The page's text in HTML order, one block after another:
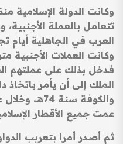
وكانت الدولة الإسلامية
تتعامل بالعملة
العرب في الجاهلية أيام
وكانت العملات الأجنبية
فدخل بذلك على عملتهم
الملك إلى أن يأمر
والكوفة سنة
عمت جميع الأقطار
ثم أصدر أمرا بتعريب